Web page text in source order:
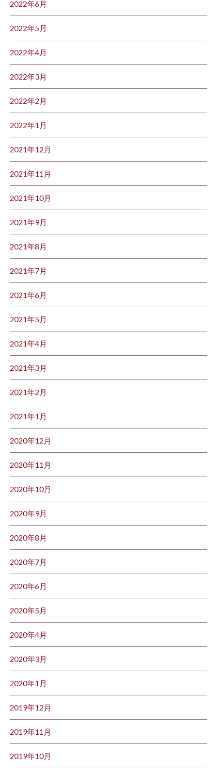
2022年6月
2022年5月
2022年4月
2022年3月
2022年2月
2022年1月
2021年12月
2021年11月
2021年10月
2021年9月
2021年8月
2021年7月
2021年6月
2021年5月
2021年4月
2021年3月
2021年2月
2021年1月
2020年12月
2020年11月
2020年10月
2020年9月
2020年8月
2020年7月
2020年6月
2020年5月
2020年4月
2020年3月
2020年1月
2019年12月
2019年11月
2019年10月